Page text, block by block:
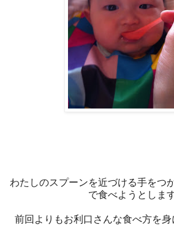
わたしのスプーンを近づける手をつ
で食べようとします
前回よりもお利口さんな食べ方を身